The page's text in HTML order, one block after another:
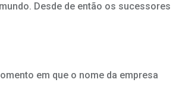
Desde de então os sucessores
em que o nome da empresa